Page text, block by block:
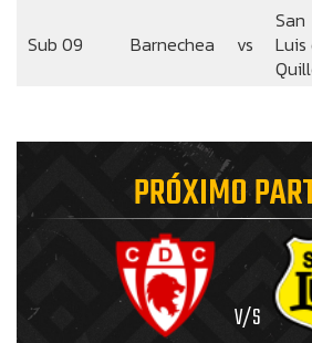
Sub 09 Barnechea vs
San
Luis
PRÓXIMO
V/S